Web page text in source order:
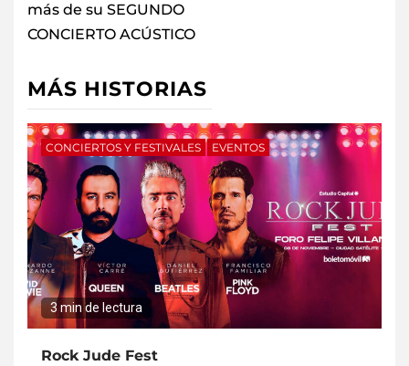
más de su SEGUNDO
CONCIERTO ACÚSTICO
MÁS HISTORIAS
CONCIERTOS Y FESTIVALES EVENTOS
3 min de lectura
Rock Jude Fest